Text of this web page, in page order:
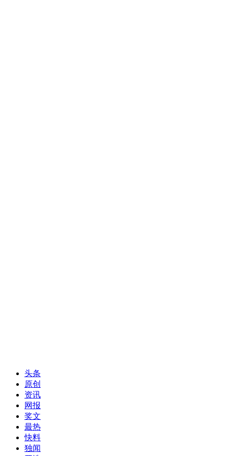
头条
原创
资讯
网报
奖文
最热
快料
独闻